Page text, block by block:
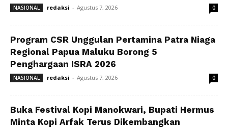
NASIONAL redaksi - Agustus 7, 2026 0
Program CSR Unggulan Pertamina Patra Niaga
Regional Papua Maluku Borong 5
Penghargaan ISRA 2026
NASIONAL redaksi - Agustus 7, 2026 0
Buka Festival Kopi Manokwari, Bupati Hermus
Minta Kopi Arfak Terus Dikembangkan